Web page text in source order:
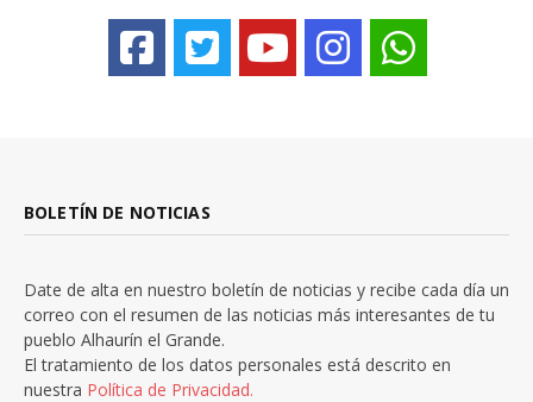
BOLETÍN DE NOTICIAS
Date de alta en nuestro boletín de noticias y recibe cada día un
correo con el resumen de las noticias más interesantes de tu
pueblo Alhaurín el Grande.
El tratamiento de los datos personales está descrito en
nuestra Política de Privacidad.